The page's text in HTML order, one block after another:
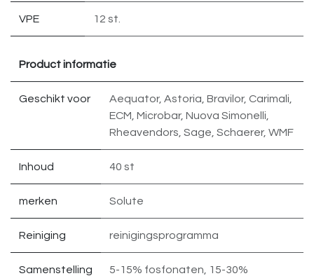
VPE 12 st.
Product informatie
Geschikt voor Aequator, Astoria Bravilor, Carimali
ECM Microbar, Nuova Simonelli
Rheavendors Sage Schaerer, WMF
Inhoud 40 st
merken Solute
Reiniging reinigingsprogramma
Samenstelling 5-15% fosfonaten
15-30%